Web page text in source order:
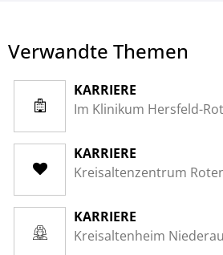
Verwandte Themen
KARRIERE
Im Klinikum Hersfeld-
KARRIERE
Kreisaltenzentrum
KARRIERE
Kreisaltenheim